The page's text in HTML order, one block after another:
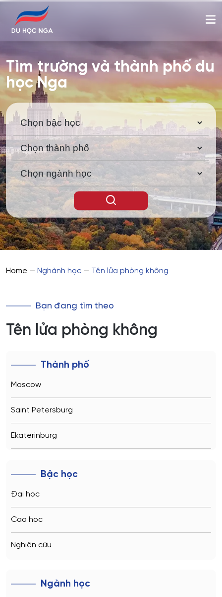
Tìm trường và thành phố du
học Nga
Home — Nghành học — Tên lửa phòng không
Bạn đang tìm theo
Tên lửa phòng không
Thành phố
Moscow
Saint Petersburg
Ekaterinburg
Kaliningrad
Bậc học
Đại học
Cao học
Nghiên cứu
Ngành học